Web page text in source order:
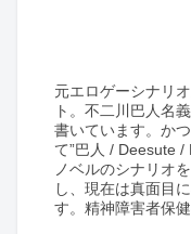
元エロゲーシナリ
ト。不二川巴人名
書いています。か
て”巴人 / Deesute
ノベルのシナリオ
し、現在は真面目
す。精神障害者保